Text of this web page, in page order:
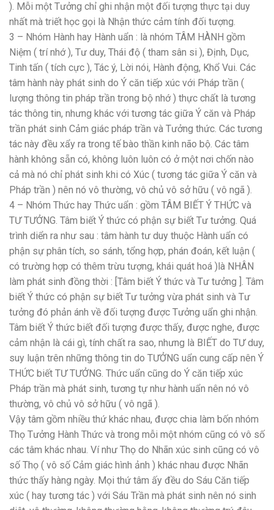
). Mỗi một Tưởng chỉ ghi nhận một đối tượng thực tại duy
nhất mà triết học gọi là Nhận thức cảm tính đối tượng.
3 – Nhóm Hành hay Hành uẩn : là nhóm TÂM HÀNH gồm
Niệm ( trí nhớ ), Tư duy, Thái độ ( tham sân si ), Định, Dục,
Tinh tấn ( tích cực ), Tác ý, Lời nói, Hành động, Khổ Vui. Các
tâm hành này phát sinh do Ý căn tiếp xúc với Pháp trần (
lượng thông tin pháp trần trong bộ nhớ ) thực chất là tương
tác thông tin, nhưng khác với tương tác giữa Ý căn và Pháp
trần phát sinh Cảm giác pháp trần và Tưởng thức. Các tương
tác này đều xẩy ra trong tế bào thần kinh não bộ. Các tâm
hành không sẵn có, không luôn luôn có ở một nơi chốn nào
cả mà nó chỉ phát sinh khi có Xúc ( tương tác giữa Ý căn và
Pháp trần ) nên nó vô thường, vô chủ vô sở hữu ( vô ngã ).
4 – Nhóm Thức hay Thức uẩn : gồm TÂM BIẾT Ý THỨC và
TƯ TƯỞNG. Tâm biết Ý thức có phận sự biết Tư tưởng. Quá
trình diển ra như sau : tâm hành tư duy thuộc Hành uẩn có
phận sự phân tích, so sánh, tổng hợp, phán đoán, kết luận (
có trường hợp có thêm trừu tượng, khái quát hoá )là NHÂN
làm phát sinh đồng thời : [Tâm biết Ý thức và Tư tưởng ]. Tâm
biết Ý thức có phận sự biết Tư tưởng vừa phát sinh và Tư
tưởng đó phản ánh về đối tượng được Tưởng uẩn ghi nhận.
Tâm biết Ý thức biết đối tượng được thấy, được nghe, được
cảm nhận là cái gì, tính chất ra sao, nhưng là BIẾT do TƯ duy,
suy luận trên những thông tin do TƯỞNG uẩn cung cấp nên Ý
THỨC biết TƯ TƯỞNG. Thức uẩn cũng do Ý căn tiếp xúc
Pháp trần mà phát sinh, tương tự như hành uẩn nên nó vô
thường, vô chủ vô sở hữu ( vô ngã ).
Vậy tâm gồm nhiều thứ khác nhau, được chia làm bốn nhóm
Thọ Tưởng Hành Thức và trong mỗi một nhóm cũng có vô số
các tâm khác nhau. Ví như Thọ do Nhãn xúc sinh cũng có vô
số Thọ ( vô số Cảm giác hình ảnh ) khác nhau được Nhãn
thức thấy hàng ngày. Mọi thứ tâm ấy đều do Sáu Căn tiếp
xúc ( hay tương tác ) với Sáu Trần mà phát sinh nên nó sinh